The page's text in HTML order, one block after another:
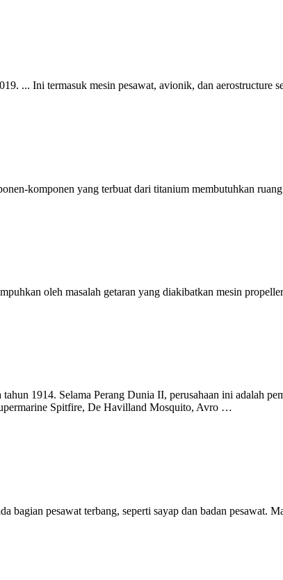
... Ini termasuk mesin pesawat, avionik, dan aerostructure
komponen yang terbuat dari titanium membutuhkan
oleh masalah getaran yang diakibatkan mesin
1914. Selama Perang Dunia II, perusahaan ini adalah
Spitfire, De Havilland Mosquito, Avro …
bagian pesawat terbang, seperti sayap dan badan pesawat.